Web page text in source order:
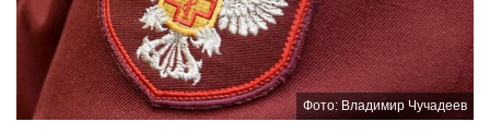
Фото: Владимир Чучадеев